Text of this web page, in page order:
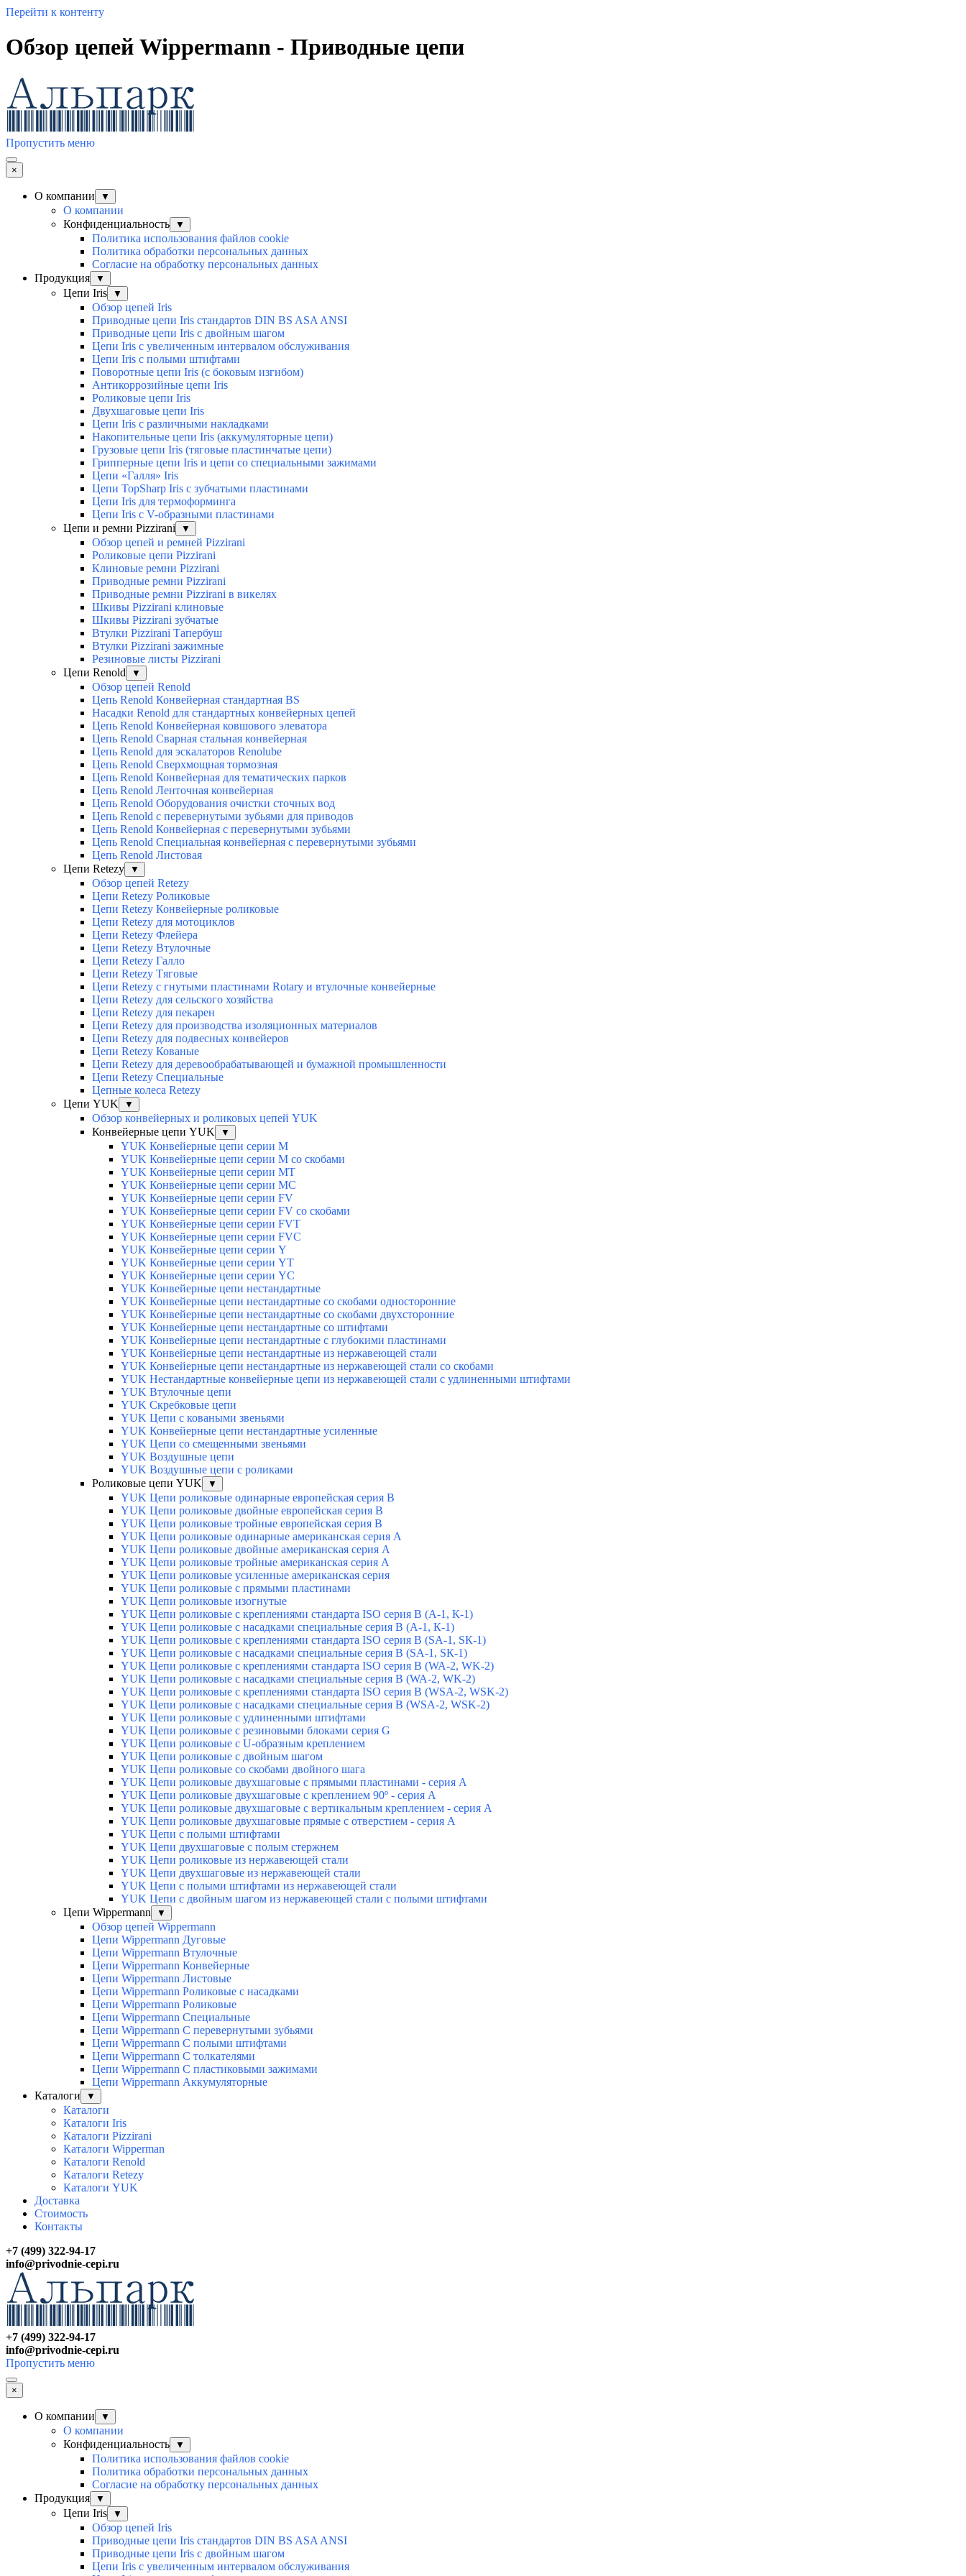
Перейти к контенту
Обзор цепей Wippermann - Приводные цепи
Пропустить меню
×
О компании ▼
О компании
Конфиденциальность
▼
Политика использования файлов cookie
Политика обработки персональных данных
Согласие на обработку персональных данных
Продукция
▼
Цепи Iris ▼
Обзор цепей Iris
Приводные цепи Iris стандартов DIN BS ASA ANSI
Приводные цепи Iris с двойным шагом
Цепи Iris с увеличенным интервалом обслуживания
Цепи Iris с полыми штифтами
Поворотные цепи Iris (с боковым изгибом)
Антикоррозийные цепи Iris
Роликовые цепи Iris
Двухшаговые цепи Iris
Цепи Iris с различными накладками
Накопительные цепи Iris (аккумуляторные цепи)
Грузовые цепи Iris (тяговые пластинчатые цепи)
Грипперные цепи Iris и цепи со специальными зажимами
Цепи «Галля» Iris
Цепи TopSharp Iris с зубчатыми пластинами
Цепи Iris для термоформинга
Цепи Iris с V-образными пластинами
Цепи и ремни Pizzirani
▼
Обзор цепей и ремней Pizzirani
Роликовые цепи Pizzirani
Клиновые ремни Pizzirani
Приводные ремни Pizzirani
Приводные ремни Pizzirani в викелях
Шкивы Pizzirani клиновые
Шкивы Pizzirani зубчатые
Втулки Pizzirani Тапербуш
Втулки Pizzirani зажимные
Резиновые листы Pizzirani
Цепи Renold
▼
Обзор цепей Renold
Цепь Renold Конвейерная стандартная BS
Насадки Renold для стандартных конвейерных цепей
Цепь Renold Конвейерная ковшового элеватора
Цепь Renold Сварная стальная конвейерная
Цепь Renold для эскалаторов Renolube
Цепь Renold Сверхмощная тормозная
Цепь Renold Конвейерная для тематических парков
Цепь Renold Ленточная конвейерная
Цепь Renold Оборудования очистки сточных вод
Цепь Renold с перевернутыми зубьями для приводов
Цепь Renold Конвейерная с перевернутыми зубьями
Цепь Renold Специальная конвейерная с перевернутыми зубьями
Цепь Renold Листовая
Цепи Retezy
▼
Обзор цепей Retezy
Цепи Retezy Роликовые
Цепи Retezy Конвейерные роликовые
Цепи Retezy для мотоциклов
Цепи Retezy Флейера
Цепи Retezy Втулочные
Цепи Retezy Галло
Цепи Retezy Tяговые
Цепи Retezy с гнутыми пластинами Rotary и втулочные конвейерные
Цепи Retezy для сельского хозяйства
Цепи Retezy для пекарен
Цепи Retezy для производства изоляционных материалов
Цепи Retezy для подвесных конвейеров
Цепи Retezy Кованые
Цепи Retezy для деревообрабатывающей и бумажной промышленности
Цепи Retezy Специальные
Цепные колеса Retezy
Цепи YUK
▼
Обзор конвейерных и роликовых цепей YUK
Конвейерные цепи YUK
▼
YUK Конвейерные цепи серии М
YUK Конвейерные цепи серии М со скобами
YUK Конвейерные цепи серии МТ
YUK Конвейерные цепи серии МС
YUK Конвейерные цепи серии FV
YUK Конвейерные цепи серии FV со скобами
YUK Конвейерные цепи серии FVT
YUK Конвейерные цепи серии FVC
YUK Конвейерные цепи серии Y
YUK Конвейерные цепи серии YТ
YUK Конвейерные цепи серии YС
YUK Конвейерные цепи нестандартные
YUK Конвейерные цепи нестандартные со скобами односторонние
YUK Конвейерные цепи нестандартные со скобами двухсторонние
YUK Конвейерные цепи нестандартные со штифтами
YUK Конвейерные цепи нестандартные с глубокими пластинами
YUK Конвейерные цепи нестандартные из нержавеющей стали
YUK Конвейерные цепи нестандартные из нержавеющей стали со скобами
YUK Нестандартные конвейерные цепи из нержавеющей стали с удлиненными штифтами
YUK Втулочные цепи
YUK Скребковые цепи
YUK Цепи с коваными звеньями
YUK Конвейерные цепи нестандартные усиленные
YUK Цепи со смещенными звеньями
YUK Воздушные цепи
YUK Воздушные цепи с роликами
Роликовые цепи YUK
▼
YUK Цепи роликовые одинарные европейская серия В
YUK Цепи роликовые двойные европейская серия В
YUK Цепи роликовые тройные европейская серия В
YUK Цепи роликовые одинарные американская серия А
YUK Цепи роликовые двойные американская серия А
YUK Цепи роликовые тройные американская серия А
YUK Цепи роликовые усиленные американская серия
YUK Цепи роликовые с прямыми пластинами
YUK Цепи роликовые изогнутые
YUK Цепи роликовые с креплениями стандарта ISO серия B (А-1, К-1)
YUK Цепи роликовые с насадками специальные серия В (А-1, К-1)
YUK Цепи роликовые с креплениями стандарта ISO серия B (SA-1, SК-1)
YUK Цепи роликовые с насадками специальные серия В (SA-1, SК-1)
YUK Цепи роликовые с креплениями стандарта ISO серия B (WA-2, WK-2)
YUK Цепи роликовые с насадками специальные серия В (WA-2, WK-2)
YUK Цепи роликовые с креплениями стандарта ISO серия B (WSA-2, WSK-2)
YUK Цепи роликовые с насадками специальные серия B (WSA-2, WSK-2)
YUK Цепи роликовые с удлиненными штифтами
YUK Цепи роликовые с резиновыми блоками серия G
YUK Цепи роликовые с U-образным креплением
YUK Цепи роликовые с двойным шагом
YUK Цепи роликовые со скобами двойного шага
YUK Цепи роликовые двухшаговые с прямыми пластинами - серия А
YUK Цепи роликовые двухшаговые с креплением 90º - серия А
YUK Цепи роликовые двухшаговые с вертикальным креплением - серия А
YUK Цепи роликовые двухшаговые прямые с отверстием - серия А
YUK Цепи с полыми штифтами
YUK Цепи двухшаговые с полым стержнем
YUK Цепи роликовые из нержавеющей стали
YUK Цепи двухшаговые из нержавеющей стали
YUK Цепи с полыми штифтами из нержавеющей стали
YUK Цепи с двойным шагом из нержавеющей стали с полыми штифтами
Цепи Wippermann
▼
Обзор цепей Wippermann
Цепи Wippermann Дуговые
Цепи Wippermann Втулочные
Цепи Wippermann Конвейерные
Цепи Wippermann Листовые
Цепи Wippermann Роликовые с насадками
Цепи Wippermann Роликовые
Цепи Wippermann Специальные
Цепи Wippermann С перевернутыми зубьями
Цепи Wippermann С полыми штифтами
Цепи Wippermann С толкателями
Цепи Wippermann С пластиковыми зажимами
Цепи Wippermann Аккумуляторные
Каталоги
▼
Каталоги
Каталоги Iris
Каталоги Pizzirani
Каталоги Wipperman
Каталоги Renold
Каталоги Retezy
Каталоги YUK
Доставка
Стоимость
Контакты
+7 (499) 322-94-17
info@privodnie-cepi.ru
+7 (499) 322-94-17
info@privodnie-cepi.ru
Пропустить меню
×
О компании ▼
О компании
Конфиденциальность
▼
Политика использования файлов cookie
Политика обработки персональных данных
Согласие на обработку персональных данных
Продукция
▼
Цепи Iris ▼
Обзор цепей Iris
Приводные цепи Iris стандартов DIN BS ASA ANSI
Приводные цепи Iris с двойным шагом
Цепи Iris с увеличенным интервалом обслуживания